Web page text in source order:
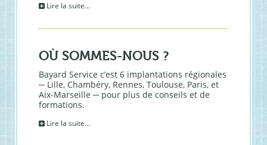
Lire la suite…
OÙ SOMMES-NOUS ?
Bayard Service c’est 6 implantations régionales
─ Lille, Chambéry, Rennes, Toulouse, Paris, et
Aix-Marseille ─ pour plus de conseils et de
formations.
Lire la suite…